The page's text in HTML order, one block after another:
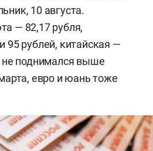
10 августа.
— 82,17 рубля,
95 рублей, китайская —
не поднимался выше
евро и юань тоже